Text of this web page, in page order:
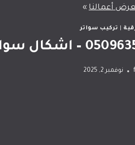
أعمالنا »
تركيب سواتر
نوفمبر 2, 2025